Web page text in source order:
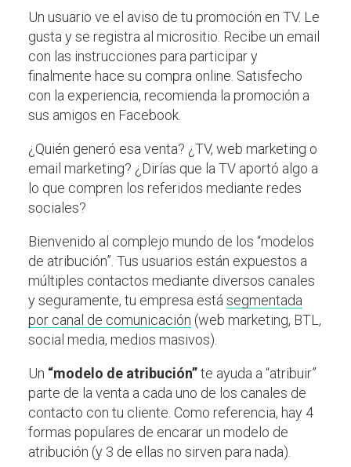
Un usuario ve el aviso de tu promoción en TV. Le
gusta y se registra al micrositio. Recibe un email
con las instrucciones para participar y
finalmente hace su compra online. Satisfecho
con la experiencia, recomienda la promoción a
sus amigos en Facebook.
¿Quién generó esa venta? ¿TV, web marketing o
email marketing? ¿Dirías que la TV aportó algo a
lo que compren los referidos mediante redes
sociales?
Bienvenido al complejo mundo de los “modelos
de atribución”. Tus usuarios están expuestos a
múltiples contactos mediante diversos canales
y seguramente, tu empresa está segmentada
por canal de comunicación (web marketing, BTL,
social media, medios masivos).
Un “modelo de atribución”te ayuda a “atribuir”
parte de la venta a cada uno de los canales de
contacto con tu cliente. Como referencia, hay 4
formas populares de encarar un modelo de
atribución (y 3 de ellas no sirven para nada).